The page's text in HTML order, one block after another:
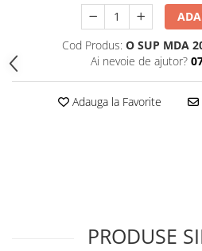
Cod Produs: O SUP MDA
Ai nevoie de ajutor?
Adauga la Favorite
PRODUSE